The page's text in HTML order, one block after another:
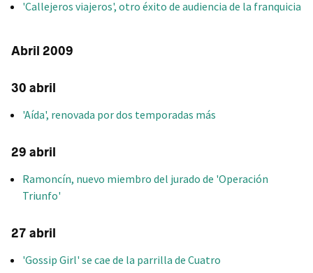
'Callejeros viajeros', otro éxito de audiencia de la franquicia
Abril 2009
30 abril
'Aída', renovada por dos temporadas más
29 abril
Ramoncín, nuevo miembro del jurado de 'Operación
Triunfo'
27 abril
'Gossip Girl' se cae de la parrilla de Cuatro